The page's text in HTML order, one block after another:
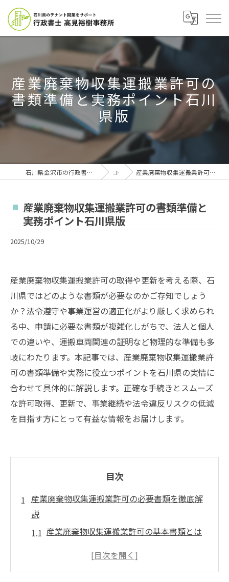
産業廃棄物収集運搬業許可の
書類準備と実務ポイント石川
県版
石川県金沢市の行政書士なら行政書士高見裕樹事務所 コラム 産業廃棄物収集運搬業許可の書類準備と実務ポイント石川県版
産業廃棄物収集運搬業許可の書類準備と
実務ポイント石川県版
2025/10/29
産業廃棄物収集運搬業許可の取得や更新を考える際、石
川県ではどのような書類が必要なのかご存知でしょう
か？法令遵守や事業運営の適正化がより厳しく求められ
る中、申請に必要な書類が複雑化しがちで、法人と個人
での違いや、運搬車両関連の証明など物理的な準備も多
岐にわたります。本記事では、産業廃棄物収集運搬業許
可の書類準備や実務に役立つポイントを石川県の実情に
合わせて具体的に解説します。正確な手続きとスムーズ
な許可取得、更新で、事業継続や法令違反リスクの低減
を目指す方にとって有益な情報をお届けします。
目次
産業廃棄物収集運搬業許可の必要書類を徹底解
説
産業廃棄物収集運搬業許可の基本書類とは
石川県で求められる必要書類のポイント整